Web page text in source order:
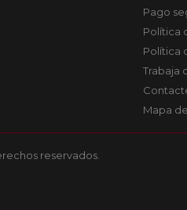
Pago
Política
Política
Trabaja
Mapa
reservados.